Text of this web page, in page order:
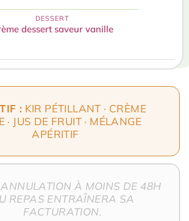
DESSERT
dessert saveur vanille
: KIR PÉTILLANT · CRÈME
· JUS DE FRUIT · MÉLANGE
APÉRITIF
ANNULATION À MOINS DE 48H
REPAS ENTRAÎNERA SA
FACTURATION.